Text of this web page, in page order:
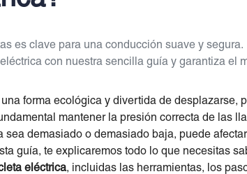
es clave para una conducción suave y segura.
con nuestra sencilla guía y garantiza el
una forma ecológica y divertida de desplazarse,
mantener la presión correcta de las
sea demasiado o demasiado baja, puede
guía, te explicaremos todo lo que necesitas
eléctrica, incluidas las herramientas, los